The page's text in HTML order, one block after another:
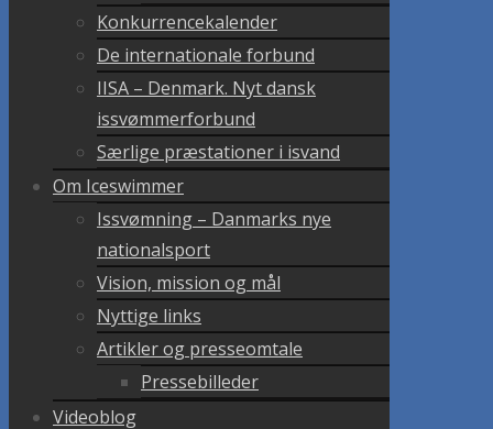
Konkurrencekalender
De internationale forbund
IISA – Denmark. Nyt dansk
issvømmerforbund
Særlige præstationer i isvand
Om Iceswimmer
Issvømning – Danmarks nye
nationalsport
Vision, mission og mål
Nyttige links
Artikler og presseomtale
Pressebilleder
Videoblog